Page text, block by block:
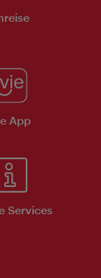
App
Services